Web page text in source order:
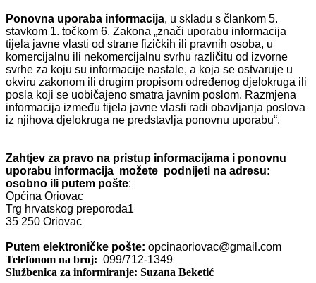
Ponovna uporaba informacija, u skladu s člankom 5.
stavkom 1. točkom 6. Zakona „znači uporabu informacija
tijela javne vlasti od strane fizičkih ili pravnih osoba, u
komercijalnu ili nekomercijalnu svrhu različitu od izvorne
svrhe za koju su informacije nastale, a koja se ostvaruje u
okviru zakonom ili drugim propisom određenog djelokruga ili
posla koji se uobičajeno smatra javnim poslom. Razmjena
informacija između tijela javne vlasti radi obavljanja poslova
iz njihova djelokruga ne predstavlja ponovnu uporabu“.
Zahtjev za pravo na pristup informacijama i ponovnu
uporabu informacija možete podnijeti na adresu:
osobno ili putem pošte:
Općina Oriovac
Trg hrvatskog preporoda1
35 250 Oriovac
Putem elektroničke pošte: opcinaoriovac@gmail.com
Telefonom na broj: 099/712-1349
Službenica za informiranje: Suzana Beketić